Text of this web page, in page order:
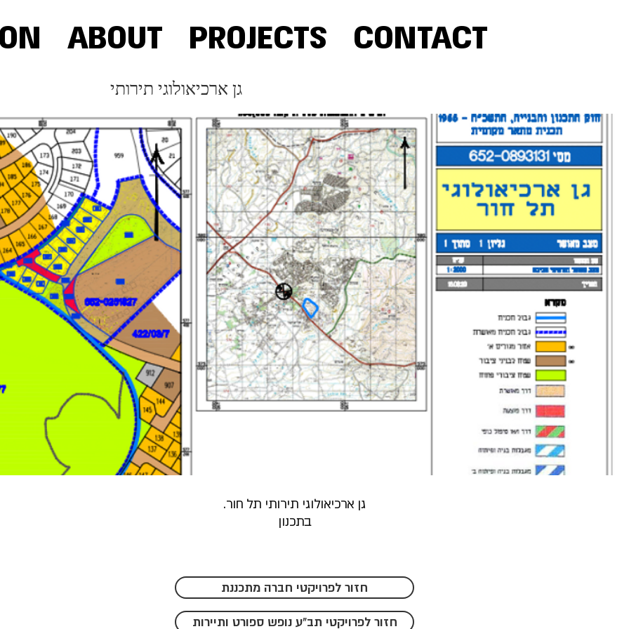
ABOUT PROJECTS CONTACT
גן ארכיאולוגי תירותי
גן ארכיאולוגי תירותי תל חור.
בתכנון
חזור לפרויקטי חברה מתכננת
חזור לפרויקטי תב"ע נופש ספורט ותיירות